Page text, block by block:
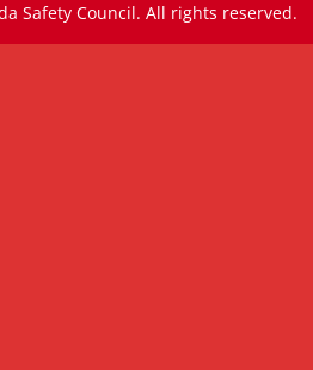
Safety Council. All rights reserved.